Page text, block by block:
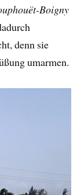
Boigny
denn sie
umarmen.